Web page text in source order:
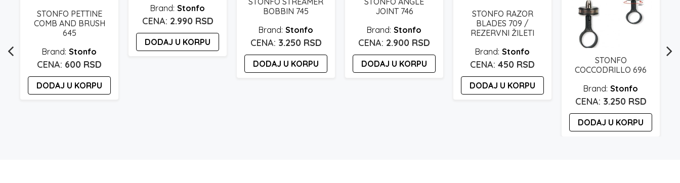
STONFO PETTINE
COMB AND BRUSH
645
Stonfo
600 RSD
DODAJ U KORPU
Stonfo
2.990 RSD
DODAJ U KORPU
BOBBIN 745
Stonfo
3.250 RSD
DODAJ U KORPU
JOINT 746
Stonfo
2.900 RSD
DODAJ U KORPU
STONFO RAZOR
BLADES 709 /
REZERVNI ŽILETI
Stonfo
450 RSD
DODAJ U KORPU
STONFO
COCCODRILLO 696
Stonfo
3.250 RSD
DODAJ U KORPU